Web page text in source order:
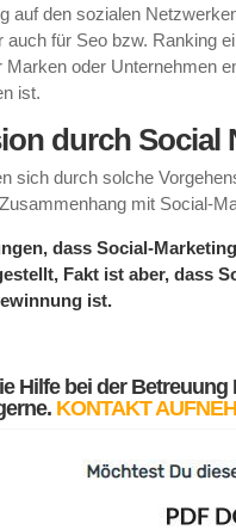
auf den sozialen
auch für Seo bzw. Ranking
Marken oder Unternehmen
ist.
durch Social
sich durch solche
mit Social-
dass Social-
Fakt ist aber, dass
ist.
Hilfe bei der
KONTAKT